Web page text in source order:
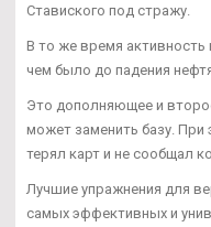
Ставиского под стражу.
В то же время активность
чем было до падения
Это дополняющее и
может заменить базу. При
терял карт и не сообщал
Лучшие упражнения для
самых эффективных и